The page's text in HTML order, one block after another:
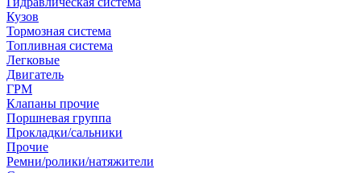
Кузов
Тормозная система
Топливная система
Легковые
Двигатель
ГРМ
Клапаны прочие
Поршневая группа
Прокладки/сальники
Прочие
Ремни/ролики/натяжители